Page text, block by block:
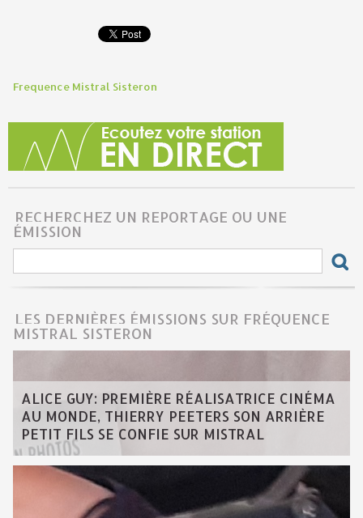
Frequence Mistral Sisteron
RECHERCHEZ UN REPORTAGE OU UNE
ÉMISSION
LES DERNIÈRES ÉMISSIONS SUR FRÉQUENCE
MISTRAL SISTERON
ALICE GUY: PREMIÈRE RÉALISATRICE CINÉMA
AU MONDE, THIERRY PEETERS SON ARRIÈRE
PETIT FILS SE CONFIE SUR MISTRAL